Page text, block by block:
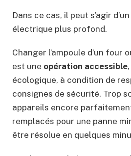
Dans ce cas, il peut s’agir
électrique plus profond.
Changer l’ampoule d’un four
est une opération accessible
écologique, à condition de
consignes de sécurité. Trop
appareils encore
remplacés pour une panne
être résolue en quelques